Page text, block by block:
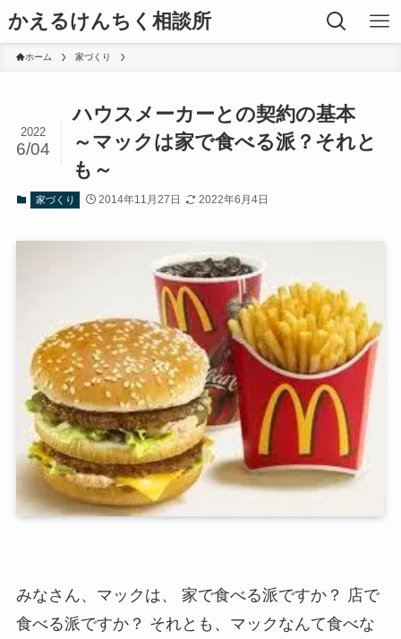
かえるけんちく相談所
ホーム 家づくり
ハウスメーカーとの契約の基本
～マックは家で食べる派？それと
も～
2022
6/04
家づくり 2014年11月27日 2022年6月4日
みなさん、マックは、 家で食べる派ですか？ 店で
食べる派ですか？ それとも、マックなんて食べな